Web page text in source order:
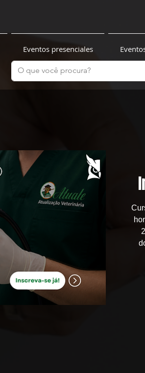
Eventos presenciales